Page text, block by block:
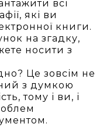
всі
які ви
книги.
на згадку,
носити з
Це зовсім не
з думкою
тому і ви, і